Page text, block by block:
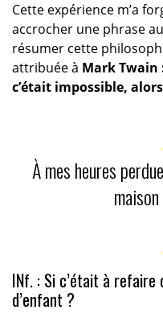
Cette expérience m’a
accrocher une phrase
résumer cette
attribuée à Mark Twain
c’était impossible,
À mes heures
INf. : Si c’était à refaire
d’enfant ?